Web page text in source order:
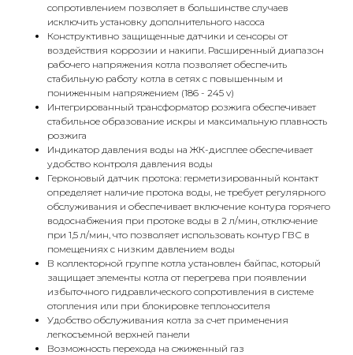
сопротивлением позволяет в большинстве случаев
исключить установку дополнительного насоса
Конструктивно защищенные датчики и сенсоры от
воздействия коррозии и накипи. Расширенный диапазон
рабочего напряжения котла позволяет обеспечить
стабильную работу котла в сетях с повышенным и
пониженным напряжением (186 - 245 v)
Интегрированный трансформатор розжига обеспечивает
стабильное образование искры и максимальную плавность
розжига
Индикатор давления воды на ЖК-дисплее обеспечивает
удобство контроля давления воды
Герконовый датчик протока: герметизированный контакт
определяет наличие протока воды, не требует регулярного
обслуживания и обеспечивает включение контура горячего
водоснабжения при протоке воды в 2 л/мин, отключение
при 1,5 л/мин, что позволяет использовать контур ГВС в
помещениях с низким давлением воды
В коллекторной группе котла установлен байпас, который
защищает элементы котла от перегрева при появлении
избыточного гидравлического сопротивления в системе
отопления или при блокировке теплоносителя
Удобство обслуживания котла за счет применения
легкосъемной верхней панели
Возможность перехода на сжиженный газ
Адрес
Г.Москва Волоколамское шоссе,
71/22к2
Пн-вс с 9:00 до 18:00
Телефон
8 495 233-79-79
8 985 233-79-79
КОНТАКТЫ